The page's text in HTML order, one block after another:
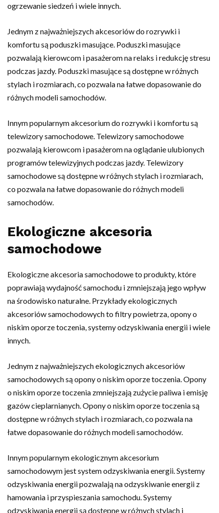
ogrzewanie siedzeń i wiele innych.
Jednym z najważniejszych akcesoriów do rozrywki i
komfortu są poduszki masujące. Poduszki masujące
pozwalają kierowcom i pasażerom na relaks i redukcję stresu
podczas jazdy. Poduszki masujące są dostępne w różnych
stylach i rozmiarach, co pozwala na łatwe dopasowanie do
różnych modeli samochodów.
Innym popularnym akcesorium do rozrywki i komfortu są
telewizory samochodowe. Telewizory samochodowe
pozwalają kierowcom i pasażerom na oglądanie ulubionych
programów telewizyjnych podczas jazdy. Telewizory
samochodowe są dostępne w różnych stylach i rozmiarach,
co pozwala na łatwe dopasowanie do różnych modeli
samochodów.
Ekologiczne akcesoria
samochodowe
Ekologiczne akcesoria samochodowe to produkty, które
poprawiają wydajność samochodu i zmniejszają jego wpływ
na środowisko naturalne. Przykłady ekologicznych
akcesoriów samochodowych to filtry powietrza, opony o
niskim oporze toczenia, systemy odzyskiwania energii i wiele
innych.
Jednym z najważniejszych ekologicznych akcesoriów
samochodowych są opony o niskim oporze toczenia. Opony
o niskim oporze toczenia zmniejszają zużycie paliwa i emisję
gazów cieplarnianych. Opony o niskim oporze toczenia są
dostępne w różnych stylach i rozmiarach, co pozwala na
łatwe dopasowanie do różnych modeli samochodów.
Innym popularnym ekologicznym akcesorium
samochodowym jest system odzyskiwania energii. Systemy
odzyskiwania energii pozwalają na odzyskiwanie energii z
hamowania i przyspieszania samochodu. Systemy
odzyskiwania energii są dostępne w różnych stylach i